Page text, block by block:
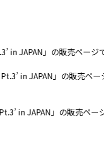
in JAPAN」の販売ページ
in JAPAN」の販売ペー
in JAPAN」の販売ペー